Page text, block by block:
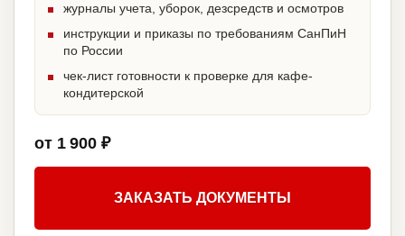
журналы учета, уборок, дезсредств и осмотров
инструкции и приказы по требованиям СанПиН
по России
чек-лист готовности к проверке для кафе-
кондитерской
от 1 900 ₽
ЗАКАЗАТЬ ДОКУМЕНТЫ